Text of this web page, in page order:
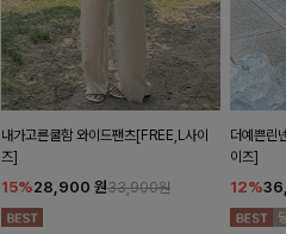
내가고른쿨함 와이드팬츠[FREE,L사이
즈]
15%28,900 원33,900원
더예쁜린
이즈]
12%